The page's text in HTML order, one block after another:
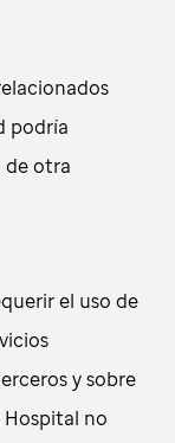
podría
de otra
el uso de
y sobre
Hospital no